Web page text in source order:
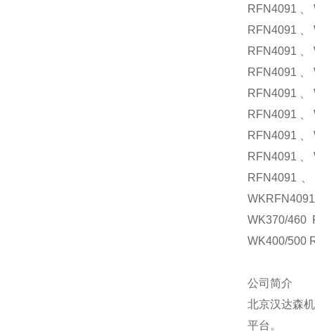
RFN4091
RFN4091
RFN4091
RFN4091
RFN4091
RFN4091
RFN4091
RFN4091
RFN4091
WK370/460
WK400/500
公司简介
北京汉达森
平台。